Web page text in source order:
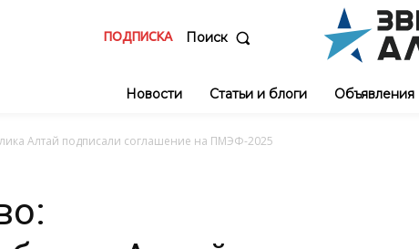
ПОДПИСКА Поиск
Новости Статьи и блоги Объявления
Алтай подписали соглашение на ПМЭФ-2025